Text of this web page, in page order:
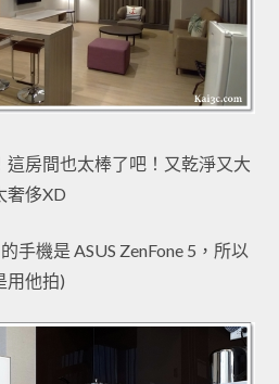
房間也太棒了吧！又乾淨又大
奢侈XD
手機是 ASUS ZenFone 5，所以
用他拍)